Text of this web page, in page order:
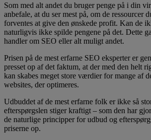
Som med alt andet du bruger penge på i din
anbefale, at du ser mest på, om de ressourcer
forventes at give den ønskede profit. Kan de
naturligvis ikke spilde pengene på det. Dette
handler om SEO eller alt muligt andet.
Prisen på de mest erfarne SEO eksperter er
presset op af det faktum, at der med den helt
kan skabes meget store værdier for mange af
websites, der optimeres.
Udbuddet af de mest erfarne folk er ikke så
efterspørgslen stiger kraftigt – som den har
de naturlige principper for udbud og
priserne op.